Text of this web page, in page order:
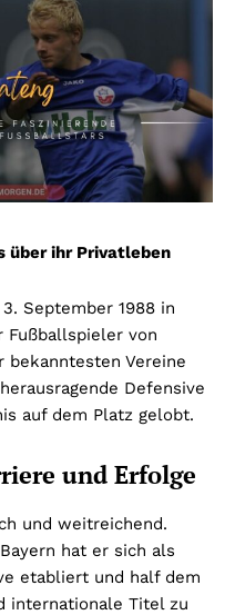
über ihr Privatleben
September 1988 in
von
bekanntesten Vereine
Defensive
auf dem Platz gelobt.
und Erfolge
und weitreichend.
hat er sich als
etabliert und half dem
internationale Titel zu